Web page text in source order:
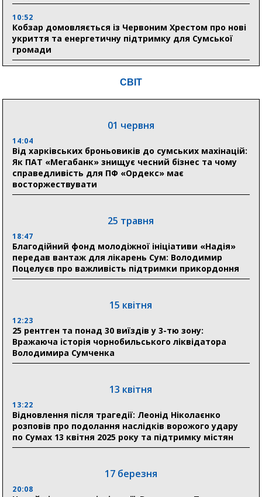
10:52
Кобзар домовляється із Червоним Хрестом про нові
укриття та енергетичну підтримку для Сумської
громади
Понад 8 мільйонів книжок згоріли. Як допомогти
04 серпня
20:41
Пенсійний фонд Сумщини спрямував 0,2 млрд грн
на пенсії, страхові виплати та підтримку
прифронтових громад
03 серпня
Романько розширює програму відпочинку дітей із
прифронтової Сумщини: перша група оздоровилася
в Австрії
відновлення житла майже на 6,6 млн грн
31 липня
17:52
«Укрексімбанк» припиняє виплату пенсій: у
Пенсійному фонді Сумщини пояснили, що робити
людям
Артем Кобзар вручив родинам 20 полеглих Героїв
відзнаки «Почесного громадянина міста Суми»
СВІТ
01 червня
14:04
Від харківських броньовиків до сумських махінацій:
Як ПАТ «Мегабанк» знищує чесний бізнес та чому
справедливість для ПФ «Ордекс» має
восторжествувати
25 травня
18:47
Благодійний фонд молодіжної ініціативи «Надія»
передав вантаж для лікарень Сум: Володимир
Поцелуєв про важливість підтримки прикордоння
15 квітня
12:23
25 рентген та понад 30 виїздів у 3-тю зону:
Вражаюча історія чорнобильського ліквідатора
Володимира Сумченка
13 квітня
13:22
Відновлення після трагедії: Леонід Ніколаєнко
розповів про подолання наслідків ворожого удару
по Сумах 13 квітня 2025 року та підтримку містян
17 березня
20:08